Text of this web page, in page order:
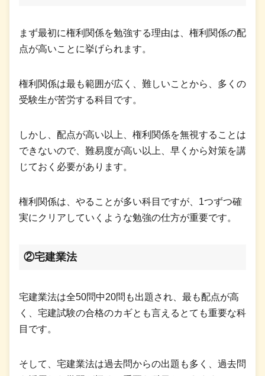
まず最初に権利関係を勉強する理由は、権利関係の配
点が高いことに挙げられます。
権利関係は最も範囲が広く、難しいことから、多くの
受験生が苦労する科目です。
しかし、配点が高い以上、権利関係を無視することは
できないので、難易度が高い以上、早くから対策を講
じておく必要があります。
権利関係は、やることが多い科目ですが、1つずつ確
実にクリアしていくような勉強の仕方が重要です。
②宅建業法
宅建業法は全50問中20問も出題され、最も配点が高
く、宅建試験の合格のカギとも言えるとても重要な科
目です。
そして、宅建業法は過去問からの出題も多く、過去問